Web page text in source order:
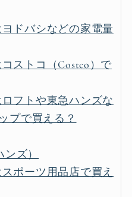
ドバシなどの家電量
ストコ（Costco）で
フトや東急ハンズな
プで買える？
ズ）
ポーツ用品店で買え